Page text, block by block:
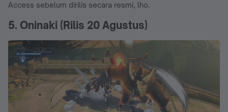
Access sebelum dirilis secara resmi, lho.
5. Oninaki (Rilis 20 Agustus)